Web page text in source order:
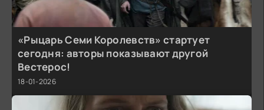
«Рыцарь Семи Королевств» стартует
сегодня: авторы показывают другой
Вестерос!
18-01-2026